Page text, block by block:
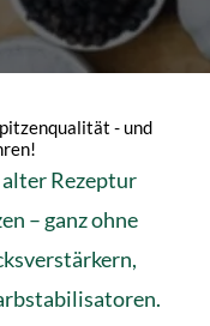
- und
Rezeptur
– ganz ohne